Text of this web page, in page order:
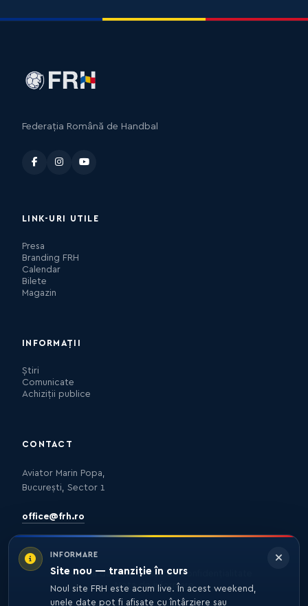
INFORMARE
Site nou — tranziție în curs
Noul site FRH este acum live. În acest weekend,
unele date pot fi afișate cu întârziere sau
Federația Română de Handbal
LINK-URI UTILE
Presa
Branding FRH
Calendar
Bilete
Magazin
INFORMAȚII
Știri
Comunicate
Achiziții publice
CONTACT
Aviator Marin Popa,
București, Sector 1
office@frh.ro
Protecția datelorPolitica de confidențialitate
Nota de informare